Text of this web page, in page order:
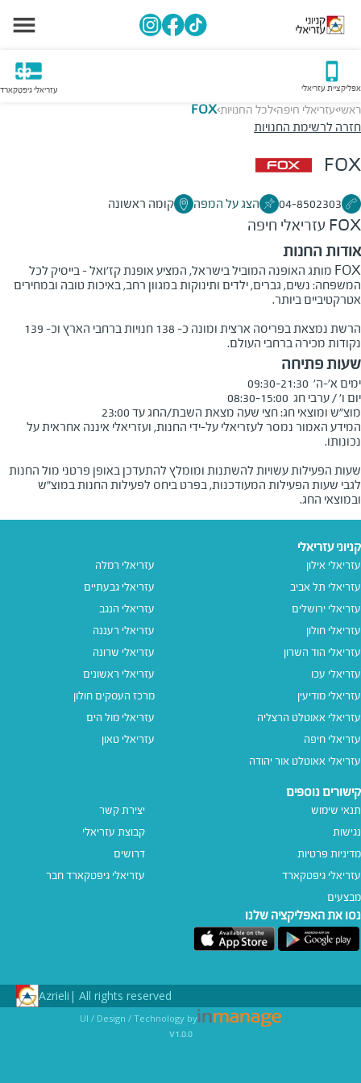
אפליקציית עזריאלי עזריאלי גיפטקארד
ראשי>עזריאלי חיפה>לכל החנויות>
FOX
חזרה לרשימת החנויות
FOX
04-8502303 הצג על המפה קומה ראשונה
FOX עזריאלי חיפה
אודות החנות
FOX מותג האופנה המוביל בישראל, המציע אופנת קז'ואל - בייסיק לכל
המשפחה: נשים, גברים, ילדים ותינוקות במגוון רחב, באיכות טובה ובמחירים
אטרקטיביים ביותר.
הרשת נמצאת בפריסה ארצית ומונה כ- 138 חנויות ברחבי הארץ וכ- 139
נקודות מכירה ברחבי העולם.
שעות פתיחה
מוצ"ש ומוצאי חג: חצי שעה מצאת השבת/החג עד 23:00
המידע האמור נמסר לעזריאלי על-ידי החנות, ועזריאלי איננה אחראית על
שעות הפעילות עשויות להשתנות ומומלץ להתעדכן באופן פרטני מול החנות
לגבי שעות הפעילות המעודכנות, בפרט ביחס לפעילות החנות במוצ"ש
ובמוצאי החג.
קניוני עזריאלי
עזריאלי אילון
עזריאלי תל אביב
עזריאלי ירושלים
עזריאלי חולון
עזריאלי הוד השרון
עזריאלי עכו
עזריאלי מודיעין
עזריאלי אאוטלט הרצליה
עזריאלי חיפה
עזריאלי אאוטלט אור יהודה
עזריאלי רמלה
עזריאלי גבעתיים
עזריאלי הנגב
עזריאלי רעננה
עזריאלי שרונה
עזריאלי ראשונים
מרכז העסקים חולון
עזריאלי מול הים
עזריאלי טאון
קישורים נוספים
תנאי שימוש
נגישות
מדיניות פרטיות
עזריאלי גיפטקארד
מבצעים
יצירת קשר
קבוצת עזריאלי
דרושים
עזריאלי גיפטקארד חבר‎
נסו את האפליקציה שלנו
All rights reserved |
Azrieli
UI / Design / Technology by
v1.0.0